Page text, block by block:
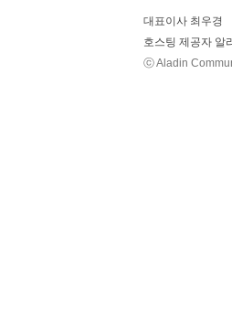
대표이사 최우경
호스팅 제공자 알
ⓒ Aladin